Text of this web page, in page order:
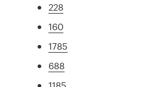
228
160
1785
688